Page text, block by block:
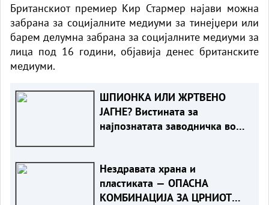
Британскиот премиер Кир Стармер најави можна
забрана за социјалните медиуми за тинејџери или
барем делумна забрана за социјалните медиуми за
лица под 16 години, објавија денес британските
медиуми.
ШПИОНКА ИЛИ ЖРТВЕНО
ЈАГНЕ? Вистината за
најпознатата заводничка во
Нездравата храна и
пластиката — ОПАСНА
КОМБИНАЦИЈА ЗА ЦРНИОТ